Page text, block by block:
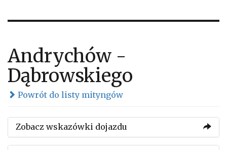
Andrychów -
Dąbrowskiego
Powrót do listy mityngów
Zobacz wskazówki dojazdu